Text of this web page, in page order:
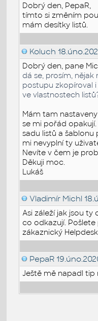
Dobrý den, PepaR,
tímto si změním
mám desítky listů.
Koluch
Dobrý den, pane
dá se, prosím, nějak
postupu zkopíroval
ve vlastnostech
Mám tam nastaveny
se mi pořád
sadu listů a šablonu
mi nevyplní ty
Nevíte v čem je
Děkuji moc.
Lukáš
Vladimír Michl
Asi záleží jak jsou
co odkazují.
zákaznický
PepaR
Ještě mě napadl